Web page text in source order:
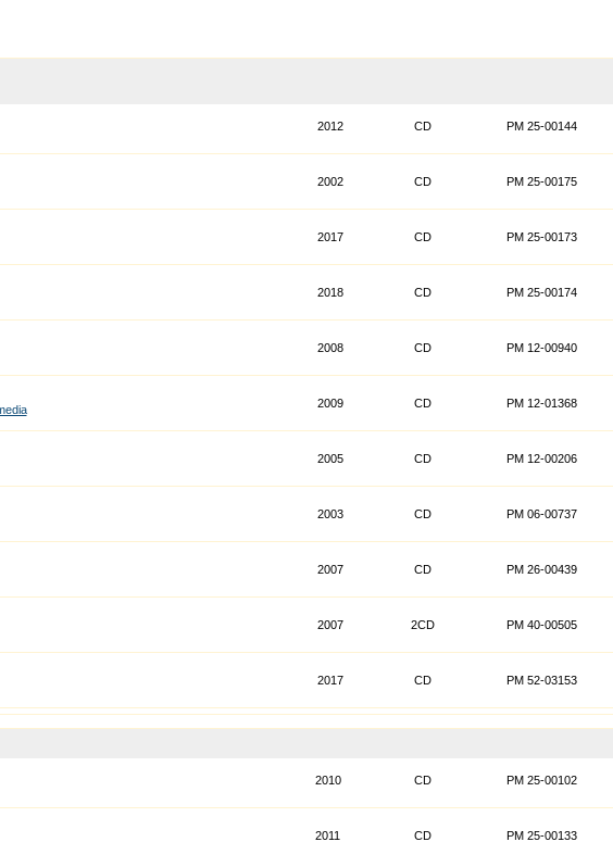
2012 CD PM 25-00144
2002 CD PM 25-00175
2017 CD PM 25-00173
2018 CD PM 25-00174
2008 CD PM 12-00940
2009 CD PM 12-01368
2005 CD PM 12-00206
2003 CD PM 06-00737
2007 CD PM 26-00439
2007 2CD PM 40-00505
2017 CD PM 52-03153
2010 CD PM 25-00102
2011 CD PM 25-00133